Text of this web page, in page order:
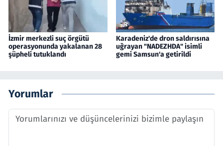
İzmir merkezli suç örgütü
operasyonunda yakalanan 28
şüpheli tutuklandı
Karadeniz'de dron saldırısına
uğrayan "NADEZHDA" isimli
gemi Samsun'a getirildi
Yorumlar